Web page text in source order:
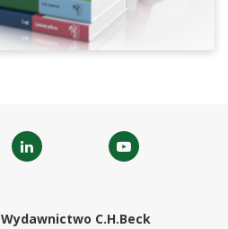
Wydawnictwo C.H.Beck